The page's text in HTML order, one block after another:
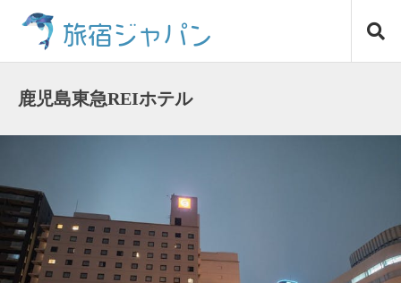
ス
プ
旅宿ジャパン
鹿児島東急REIホテル